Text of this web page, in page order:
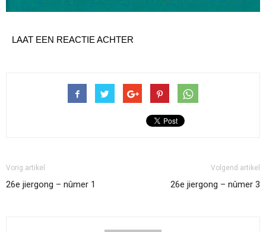
LAAT EEN REACTIE ACHTER
Vorig artikel
26e jiergong – nûmer 1
Volgend artikel
26e jiergong – nûmer 3